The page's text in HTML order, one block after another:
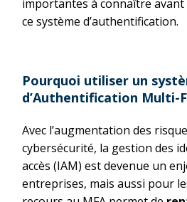
importantes à connaître avant
ce système d’authentification.
Pourquoi utiliser un
d’Authentification Multi-
Avec l’augmentation des
cybersécurité, la gestion des
accès (IAM) est devenue un
entreprises, mais aussi pour